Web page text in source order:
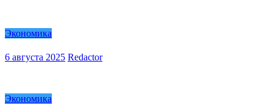
Экономика
6 августа 2025 Redactor
Экономика